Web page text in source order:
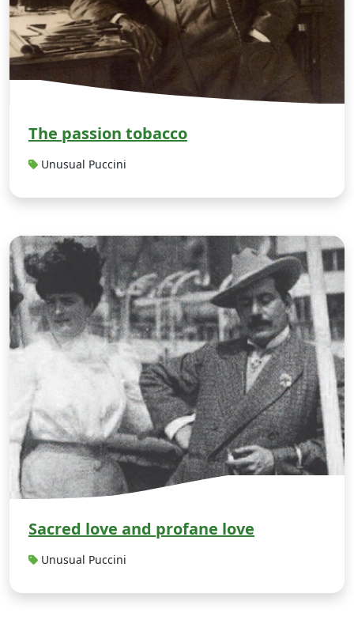
The passion tobacco
Unusual Puccini
Sacred love and profane love
Unusual Puccini